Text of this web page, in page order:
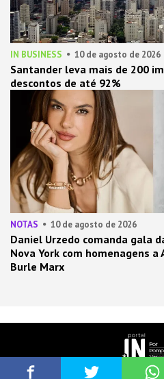
IN BUSINESS 10 de agosto de 2026
Santander leva mais de 200
descontos de até 92%
NOTAS 10 de agosto de 2026
Daniel Urzedo comanda gala
Nova York com homenagens
Burle Marx